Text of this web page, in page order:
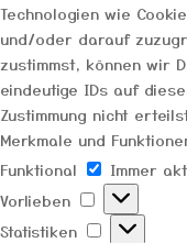
Technologien wie
und/oder darauf
zustimmst, können wir
eindeutige IDs auf
Zustimmung nicht
Merkmale und
Funktional
Funktional
Immer
Vorlieben
Vorlieben
Statistiken
Statistiken